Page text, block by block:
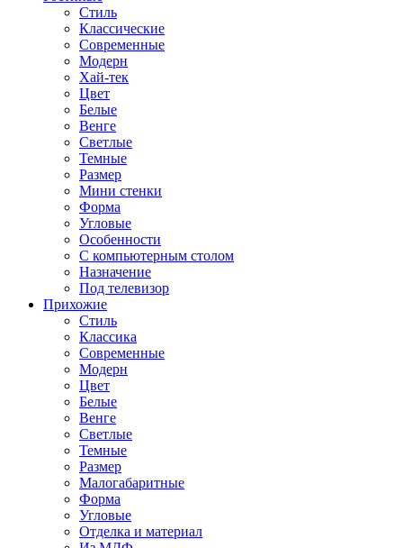
Стиль
Классические
Современные
Модерн
Хай-тек
Цвет
Белые
Венге
Светлые
Темные
Размер
Мини стенки
Форма
Угловые
Особенности
С компьютерным столом
Назначение
Под телевизор
Прихожие
Стиль
Классика
Современные
Модерн
Цвет
Белые
Венге
Светлые
Темные
Размер
Малогабаритные
Форма
Угловые
Отделка и материал